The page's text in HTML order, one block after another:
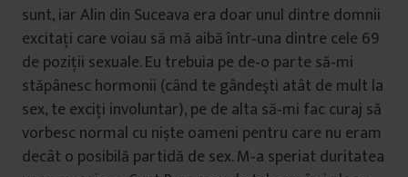
sunt, iar Alin din Suceava era doar unul dintre domnii
excitaţi care voiau să mă aibă într‑una dintre cele 69
de poziţii sexuale. Eu trebuia pe de‑o parte să‑mi
stăpânesc hormonii (când te gândeşti atât de mult la
sex, te exciţi involuntar), pe de alta să‑mi fac curaj să
vorbesc normal cu nişte oameni pentru care nu eram
decât o posibilă partidă de sex. M‑a speriat duritatea